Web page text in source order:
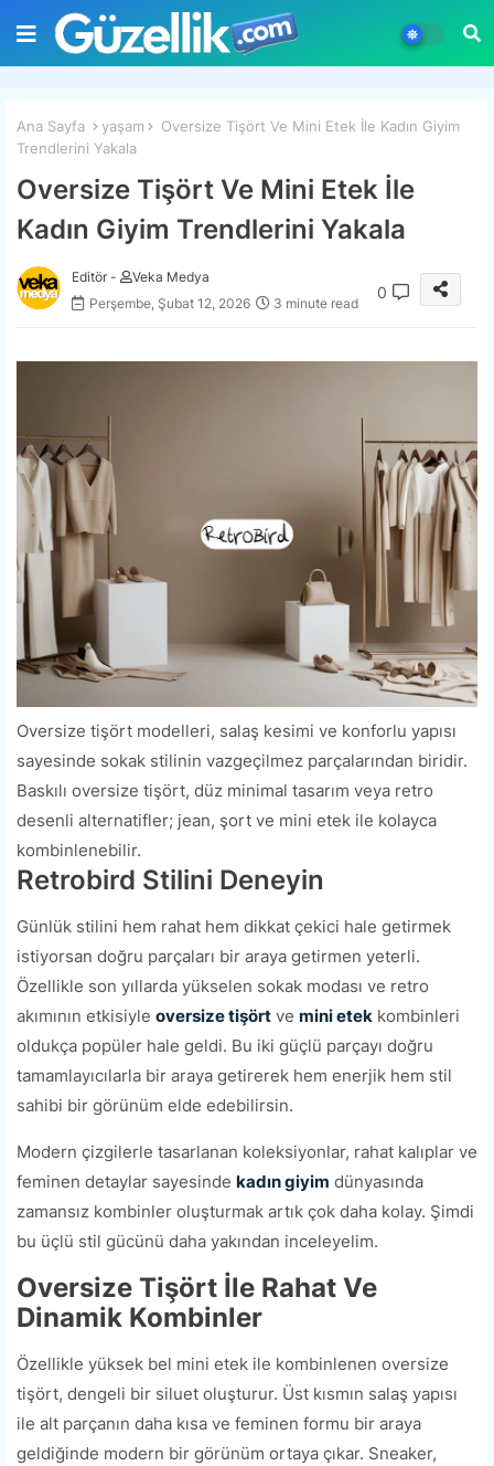
Ana Sayfa yaşam
Oversize Tişört Ve Mini Etek İle Kadın Giyim
Trendlerini Yakala
Oversize Tişört Ve Mini Etek İle
Kadın Giyim Trendlerini Yakala
Editör -
Veka Medya
Perşembe, Şubat 12, 2026
3 minute read
0
Oversize tişört modelleri, salaş kesimi ve konforlu yapısı
sayesinde sokak stilinin vazgeçilmez parçalarından biridir.
Baskılı oversize tişört, düz minimal tasarım veya retro
desenli alternatifler; jean, şort ve mini etek ile kolayca
kombinlenebilir.
Retrobird Stilini Deneyin
Günlük stilini hem rahat hem dikkat çekici hale getirmek
istiyorsan doğru parçaları bir araya getirmen yeterli.
Özellikle son yıllarda yükselen sokak modası ve retro
akımının etkisiyle oversize tişört ve mini etek kombinleri
oldukça popüler hale geldi. Bu iki güçlü parçayı doğru
tamamlayıcılarla bir araya getirerek hem enerjik hem stil
sahibi bir görünüm elde edebilirsin.
Modern çizgilerle tasarlanan koleksiyonlar, rahat kalıplar ve
feminen detaylar sayesinde kadın giyim dünyasında
zamansız kombinler oluşturmak artık çok daha kolay. Şimdi
bu üçlü stil gücünü daha yakından inceleyelim.
Oversize Tişört İle Rahat Ve
Dinamik Kombinler
Özellikle yüksek bel mini etek ile kombinlenen oversize
tişört, dengeli bir siluet oluşturur. Üst kısmın salaş yapısı
ile alt parçanın daha kısa ve feminen formu bir araya
geldiğinde modern bir görünüm ortaya çıkar. Sneaker,